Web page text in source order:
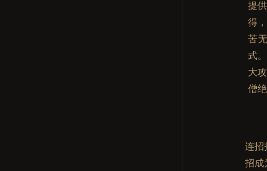
提
得
苦
式
大
僧
连招
招成